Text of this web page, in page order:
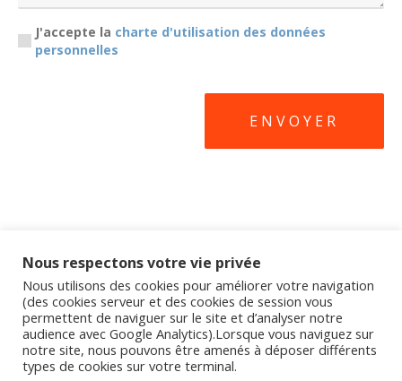
RGPDJ'accepte la charte d'utilisation des données
personnelles
Nous respectons votre vie privée
Nous utilisons des cookies pour améliorer votre navigation
(des cookies serveur et des cookies de session vous
permettent de naviguer sur le site et d’analyser notre
audience avec Google Analytics).Lorsque vous naviguez sur
notre site, nous pouvons être amenés à déposer différents
types de cookies sur votre terminal.